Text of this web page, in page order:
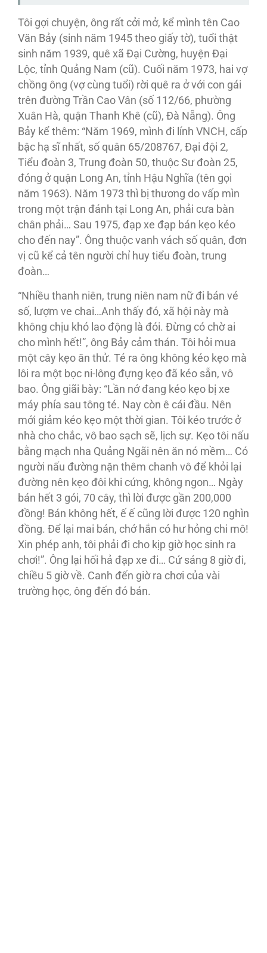
Tôi gợi chuyện, ông rất cởi mở, kể mình tên Cao
Văn Bảy (sinh năm 1945 theo giấy tờ), tuổi thật
sinh năm 1939, quê xã Đại Cường, huyện Đại
Lộc, tỉnh Quảng Nam (cũ). Cuối năm 1973, hai vợ
chồng ông (vợ cùng tuổi) rời quê ra ở với con gái
trên đường Trần Cao Vân (số 112/66, phường
Xuân Hà, quận Thanh Khê (cũ), Đà Nẵng). Ông
Bảy kể thêm: “Năm 1969, mình đi lính VNCH, cấp
bậc hạ sĩ nhất, số quân 65/208767, Đại đội 2,
Tiểu đoàn 3, Trung đoàn 50, thuộc Sư đoàn 25,
đóng ở quận Long An, tỉnh Hậu Nghĩa (tên gọi
năm 1963). Năm 1973 thì bị thương do vấp mìn
trong một trận đánh tại Long An, phải cưa bàn
chân phải… Sau 1975, đạp xe đạp bán kẹo kéo
cho đến nay”. Ông thuộc vanh vách số quân, đơn
vị cũ kể cả tên người chỉ huy tiểu đoàn, trung
đoàn…
“Nhiều thanh niên, trung niên nam nữ đi bán vé
số, lượm ve chai…Anh thấy đó, xã hội này mà
không chịu khó lao động là đói. Đừng có chờ ai
cho mình hết!”, ông Bảy cảm thán. Tôi hỏi mua
một cây kẹo ăn thử. Té ra ông không kéo kẹo mà
lôi ra một bọc ni-lông đựng kẹo đã kéo sẵn, vô
bao. Ông giãi bày: “Lần nớ đang kéo kẹo bị xe
máy phía sau tông té. Nay còn ê cái đầu. Nên
mới giảm kéo kẹo một thời gian. Tôi kéo trước ở
nhà cho chắc, vô bao sạch sẽ, lịch sự. Kẹo tôi nấu
bằng mạch nha Quảng Ngãi nên ăn nó mềm… Có
người nấu đường nặn thêm chanh vô để khỏi lại
đường nên kẹo đôi khi cứng, không ngon… Ngày
bán hết 3 gói, 70 cây, thì lời được gần 200,000
đồng! Bán không hết, ế ế cũng lời được 120 nghìn
đồng. Để lại mai bán, chớ hắn có hư hỏng chi mô!
Xin phép anh, tôi phải đi cho kịp giờ học sinh ra
chơi!”. Ông lại hối hả đạp xe đi… Cứ sáng 8 giờ đi,
chiều 5 giờ về. Canh đến giờ ra chơi của vài
trường học, ông đến đó bán.